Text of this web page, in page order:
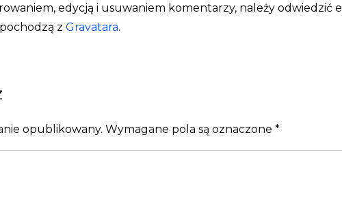
edycją i usuwaniem komentarzy, należy odwiedzić
z Gravatara.
opublikowany. Wymagane pola są oznaczone *